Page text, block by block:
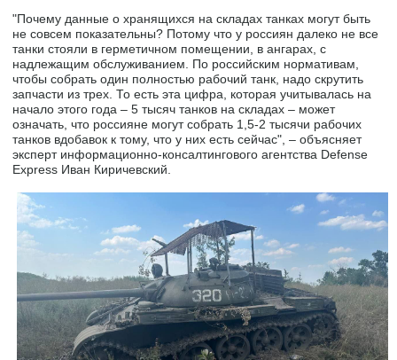
"Почему данные о хранящихся на складах танках могут быть
не совсем показательны? Потому что у россиян далеко не все
танки стояли в герметичном помещении, в ангарах, с
надлежащим обслуживанием. По российским нормативам,
чтобы собрать один полностью рабочий танк, надо скрутить
запчасти из трех. То есть эта цифра, которая учитывалась на
начало этого года – 5 тысяч танков на складах – может
означать, что россияне могут собрать 1,5-2 тысячи рабочих
танков вдобавок к тому, что у них есть сейчас", – объясняет
эксперт информационно-консалтингового агентства Defense
Express Иван Киричевский.